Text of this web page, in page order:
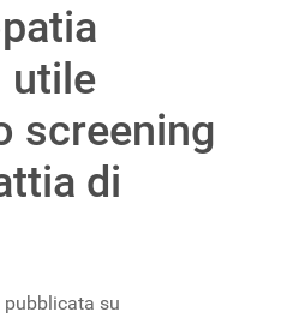
utile
screening
di
pubblicata su